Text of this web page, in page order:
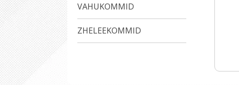
VAHUKOMMID
ZHELEEKOMMID